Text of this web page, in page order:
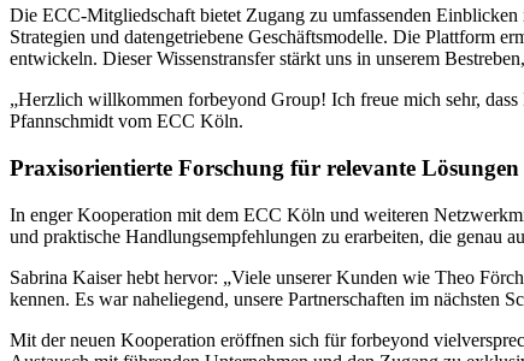
Die ECC-Mitgliedschaft bietet Zugang zu umfassenden
Strategien und datengetriebene Geschäftsmodelle. Die Plattform
entwickeln. Dieser Wissenstransfer stärkt uns in unserem
„Herzlich willkommen forbeyond Group! Ich freue mich sehr,
Pfannschmidt vom ECC Köln.
Praxisorientierte Forschung für relevante
In enger Kooperation mit dem ECC Köln und weiteren
und praktische Handlungsempfehlungen zu erarbeiten, die genau
Sabrina Kaiser hebt hervor: „Viele unserer Kunden wie Theo
kennen. Es war naheliegend, unsere Partnerschaften im nächsten
Mit der neuen Kooperation eröffnen sich für forbeyond